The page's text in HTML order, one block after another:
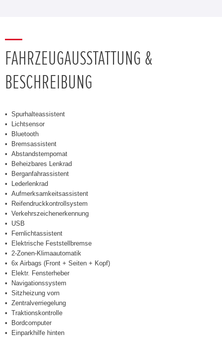
FAHRZEUGAUSSTATTUNG &
BESCHREIBUNG
Spurhalteassistent
Lichtsensor
Bluetooth
Bremsassistent
Abstandstempomat
Beheizbares Lenkrad
Berganfahrassistent
Lederlenkrad
Aufmerksamkeitsassistent
Reifendruckkontrollsystem
Verkehrszeichenerkennung
USB
Fernlichtassistent
Elektrische Feststellbremse
2-Zonen-Klimaautomatik
6x Airbags (Front + Seiten + Kopf)
Elektr. Fensterheber
Navigationssystem
Sitzheizung vorn
Zentralverriegelung
Traktionskontrolle
Bordcomputer
Einparkhilfe hinten